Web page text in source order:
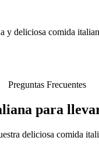
deliciosa comida
Preguntas Frecuentes
para
deliciosa comida